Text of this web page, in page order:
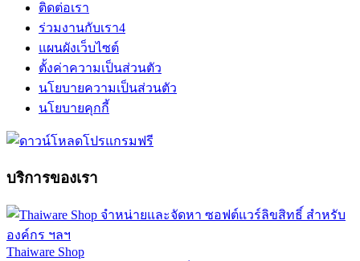
ติดต่อเรา
ร่วมงานกับเรา4
แผนผังเว็บไซต์
ตั้งค่าความเป็นส่วนตัว
นโยบายความเป็นส่วนตัว
นโยบายคุกกี้
บริการของเรา
Thaiware Shop